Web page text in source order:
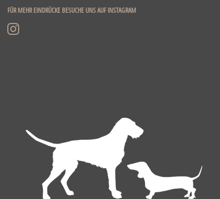
FÜR MEHR EINDRÜCKE BESUCHE UNS AUF INSTAGRAM